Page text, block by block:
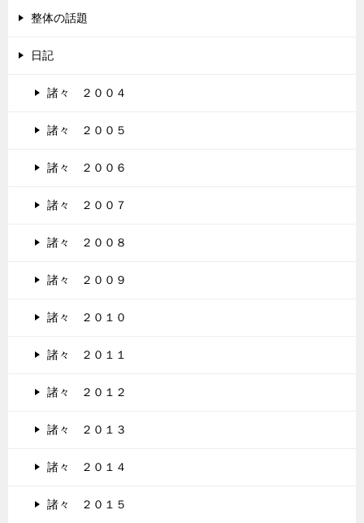
整体の話題
日記
諸々 ２００４
諸々 ２００５
諸々 ２００６
諸々 ２００７
諸々 ２００８
諸々 ２００９
諸々 ２０１０
諸々 ２０１１
諸々 ２０１２
諸々 ２０１３
諸々 ２０１４
諸々 ２０１５